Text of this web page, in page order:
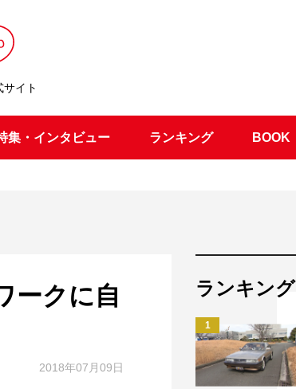
イト
集・インタビュー ランキング BOOK
ークに自
2018年07月09日
ランキング
1